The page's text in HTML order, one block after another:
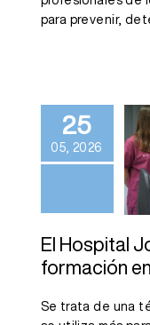
para prevenir,
25
05, 2026
El Hospital
formación
Se trata de una